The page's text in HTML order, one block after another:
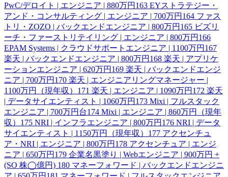
PwC/デロイト | エンジニア | 880万円 163 EYストラテジー・
アンド・コンサルティング | エンジニア | 700万円 164 ファス
トリ・ZOZO | バックエンドエンジニア | 800万円 165 ビズリ
ーチ・ファーストリテイリング | エンジニア | 800万円 166
EPAM Systems | クラウドサポートエンジニア | 1100万円 167
楽天 | バックエンドエンジニア | 800万円 168 楽天 | アプリケ
ーションエンジニア | 620万円 169 楽天 | バックエンドエンジ
ニア | 700万円 170 楽天 | エンジニアリングマネージャー |
1100万円（現年収） 171 楽天 | エンジニア | 1090万円 172 楽天
| データサイエンティスト | 1060万円 173 Mixi | フルスタック
エンジニア | 700万円台174 Mixi | エンジニア | 860万円（現年
収） 175 NRI | インフラエンジニア | 800万円 176 NRI | データ
サイエンティスト | 1150万円（現年収） 177 アクセンチュ
ア・NRI | エンジニア | 800万円 178 アクセンチュア | エンジ
ニア | 650万円 179 企業名黒塗り | Webエンジニア | 900万円 +
(SO 株◯億円) 180 マネーフォワード | バックエンドエンジニ